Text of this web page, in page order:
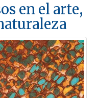
en el arte,